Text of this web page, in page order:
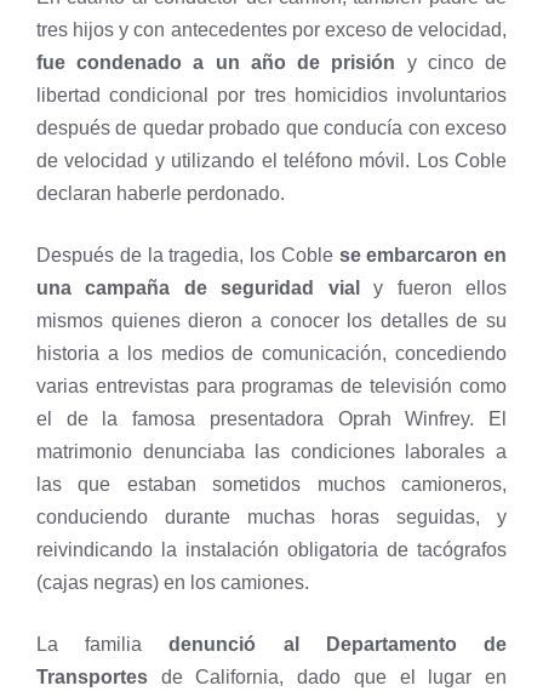
tres hijos y con antecedentes por exceso de velocidad,
fue condenado a un año de prisión y cinco de
libertad condicional por tres homicidios involuntarios
después de quedar probado que conducía con exceso
de velocidad y utilizando el teléfono móvil. Los Coble
declaran haberle perdonado.
Después de la tragedia, los Coble se embarcaron en
una campaña de seguridad vial
y fueron ellos
mismos quienes dieron a conocer los detalles de su
historia a los medios de comunicación, concediendo
varias entrevistas para programas de televisión como
el de la famosa presentadora Oprah Winfrey. El
matrimonio denunciaba las condiciones laborales a
las que estaban sometidos muchos camioneros,
conduciendo durante muchas horas seguidas, y
reivindicando la instalación obligatoria de tacógrafos
(cajas negras) en los camiones.
La familiadenunció al Departamento de
Transportes de California, dado que el lugar en